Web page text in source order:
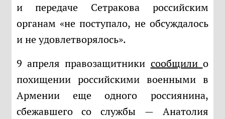
и передаче Сетракова российским
органам «не поступало, не обсуждалось
и не удовлетворялось».
9 апреля правозащитники сообщили о
похищении российскими военными в
Армении еще одного россиянина,
сбежавшего со службы — Анатолия